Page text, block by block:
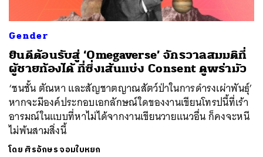
Gender
ยินดีต้อนรับสู่ ‘Omegaverse’ จักรวาลสมมติที่
ผู้ชายท้องได้ ที่ซึ่งเส้นแบ่ง Consent ดูพร่ามัว
‘ชนชั้น ตัณหา และสัญชาตญาณสัตว์ป่าในการดำรงเผ่าพันธุ์’
หากจะมีองค์ประกอบเอกลักษณ์ใดของงานเขียนโทรปนี้ที่เร้า
อารมณ์ในแบบที่หาไม่ได้จากงานเขียนวายแนวอื่น ก็คงจะหนี
ไม่พ้นสามสิ่งนี้
โดย ศิรอักษร จอมใบหยก